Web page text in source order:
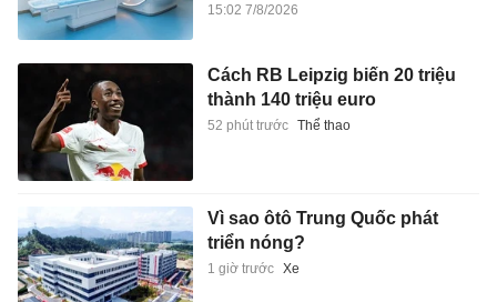
15:02 7/8/2026
Cách RB Leipzig biến 20 triệu
thành 140 triệu euro
52 phút trước Thể thao
Vì sao ôtô Trung Quốc phát
triển nóng?
1 giờ trước Xe